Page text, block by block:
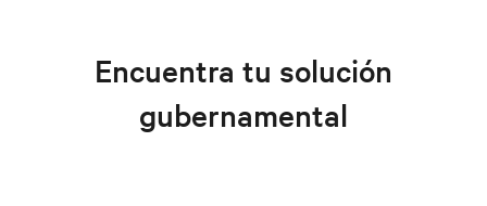
Encuentra tu solución
gubernamental